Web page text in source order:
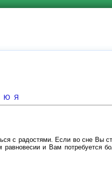
Ю Я
с радостями. Если во сне Вы
и Вам потребуется